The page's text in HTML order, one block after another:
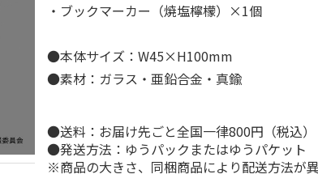
・ブックマーカー（焼塩檸檬）×1個
●本体サイズ：W45×H100mm
●素材：ガラス・亜鉛合金・真鍮
●送料：お届け先ごと全国一律800円（税込）
●発送方法：ゆうパックまたはゆうパケット
※商品の大きさ、同梱商品により配送方法が